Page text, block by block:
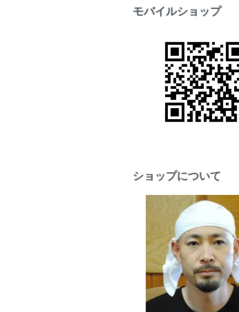
モバイルショップ
ショップについて